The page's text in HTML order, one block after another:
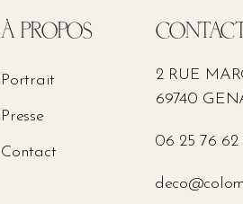
À PROPOS
Portrait
Presse
Contact
2 RUE
69740
06 25 76 62